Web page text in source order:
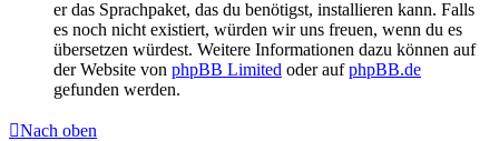
er das Sprachpaket, das du benötigst, installieren kann. Falls
es noch nicht existiert, würden wir uns freuen, wenn du es
übersetzen würdest. Weitere Informationen dazu können auf
der Website von phpBB Limited oder aufphpBB.de
gefunden werden.
Nach oben